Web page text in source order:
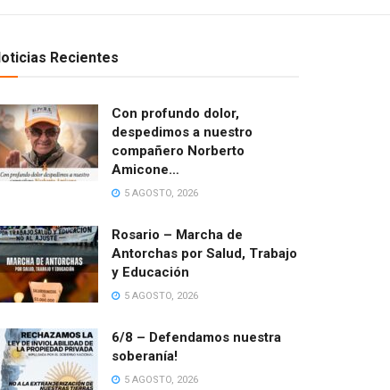
Recientes
Con profundo dolor,
despedimos a nuestro
compañero Norberto
Amicone…
5 AGOSTO, 2026
Rosario – Marcha de
Antorchas por Salud, Trabajo
y Educación
5 AGOSTO, 2026
6/8 – Defendamos nuestra
soberanía!
5 AGOSTO, 2026